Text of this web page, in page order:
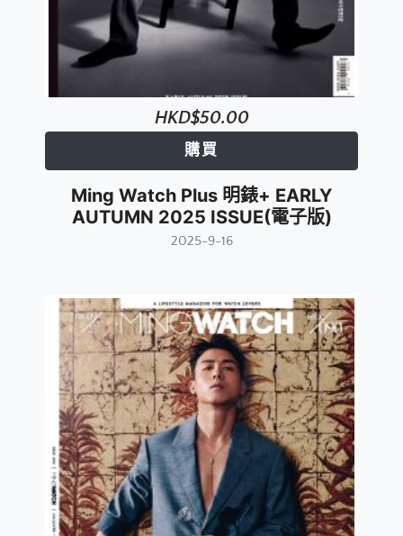
HKD$50.00
購買
Ming Watch Plus 明錶+ EARLY
AUTUMN 2025 ISSUE(電子版)
2025-9-16